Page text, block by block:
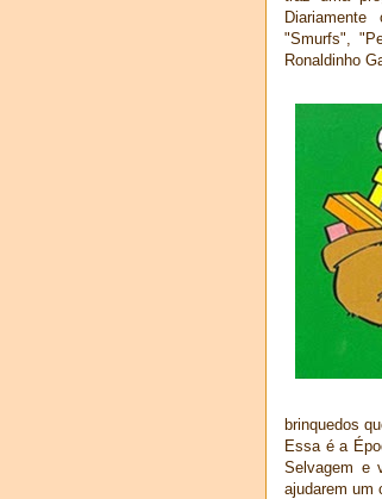
"Smurfs",
Ronaldinho
brinquedos
Essa é a
Selvagem e
ajudarem um